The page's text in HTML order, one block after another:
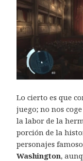
Lo cierto es que
juego; no nos
la labor de la
porción de la
personajes
Washington,